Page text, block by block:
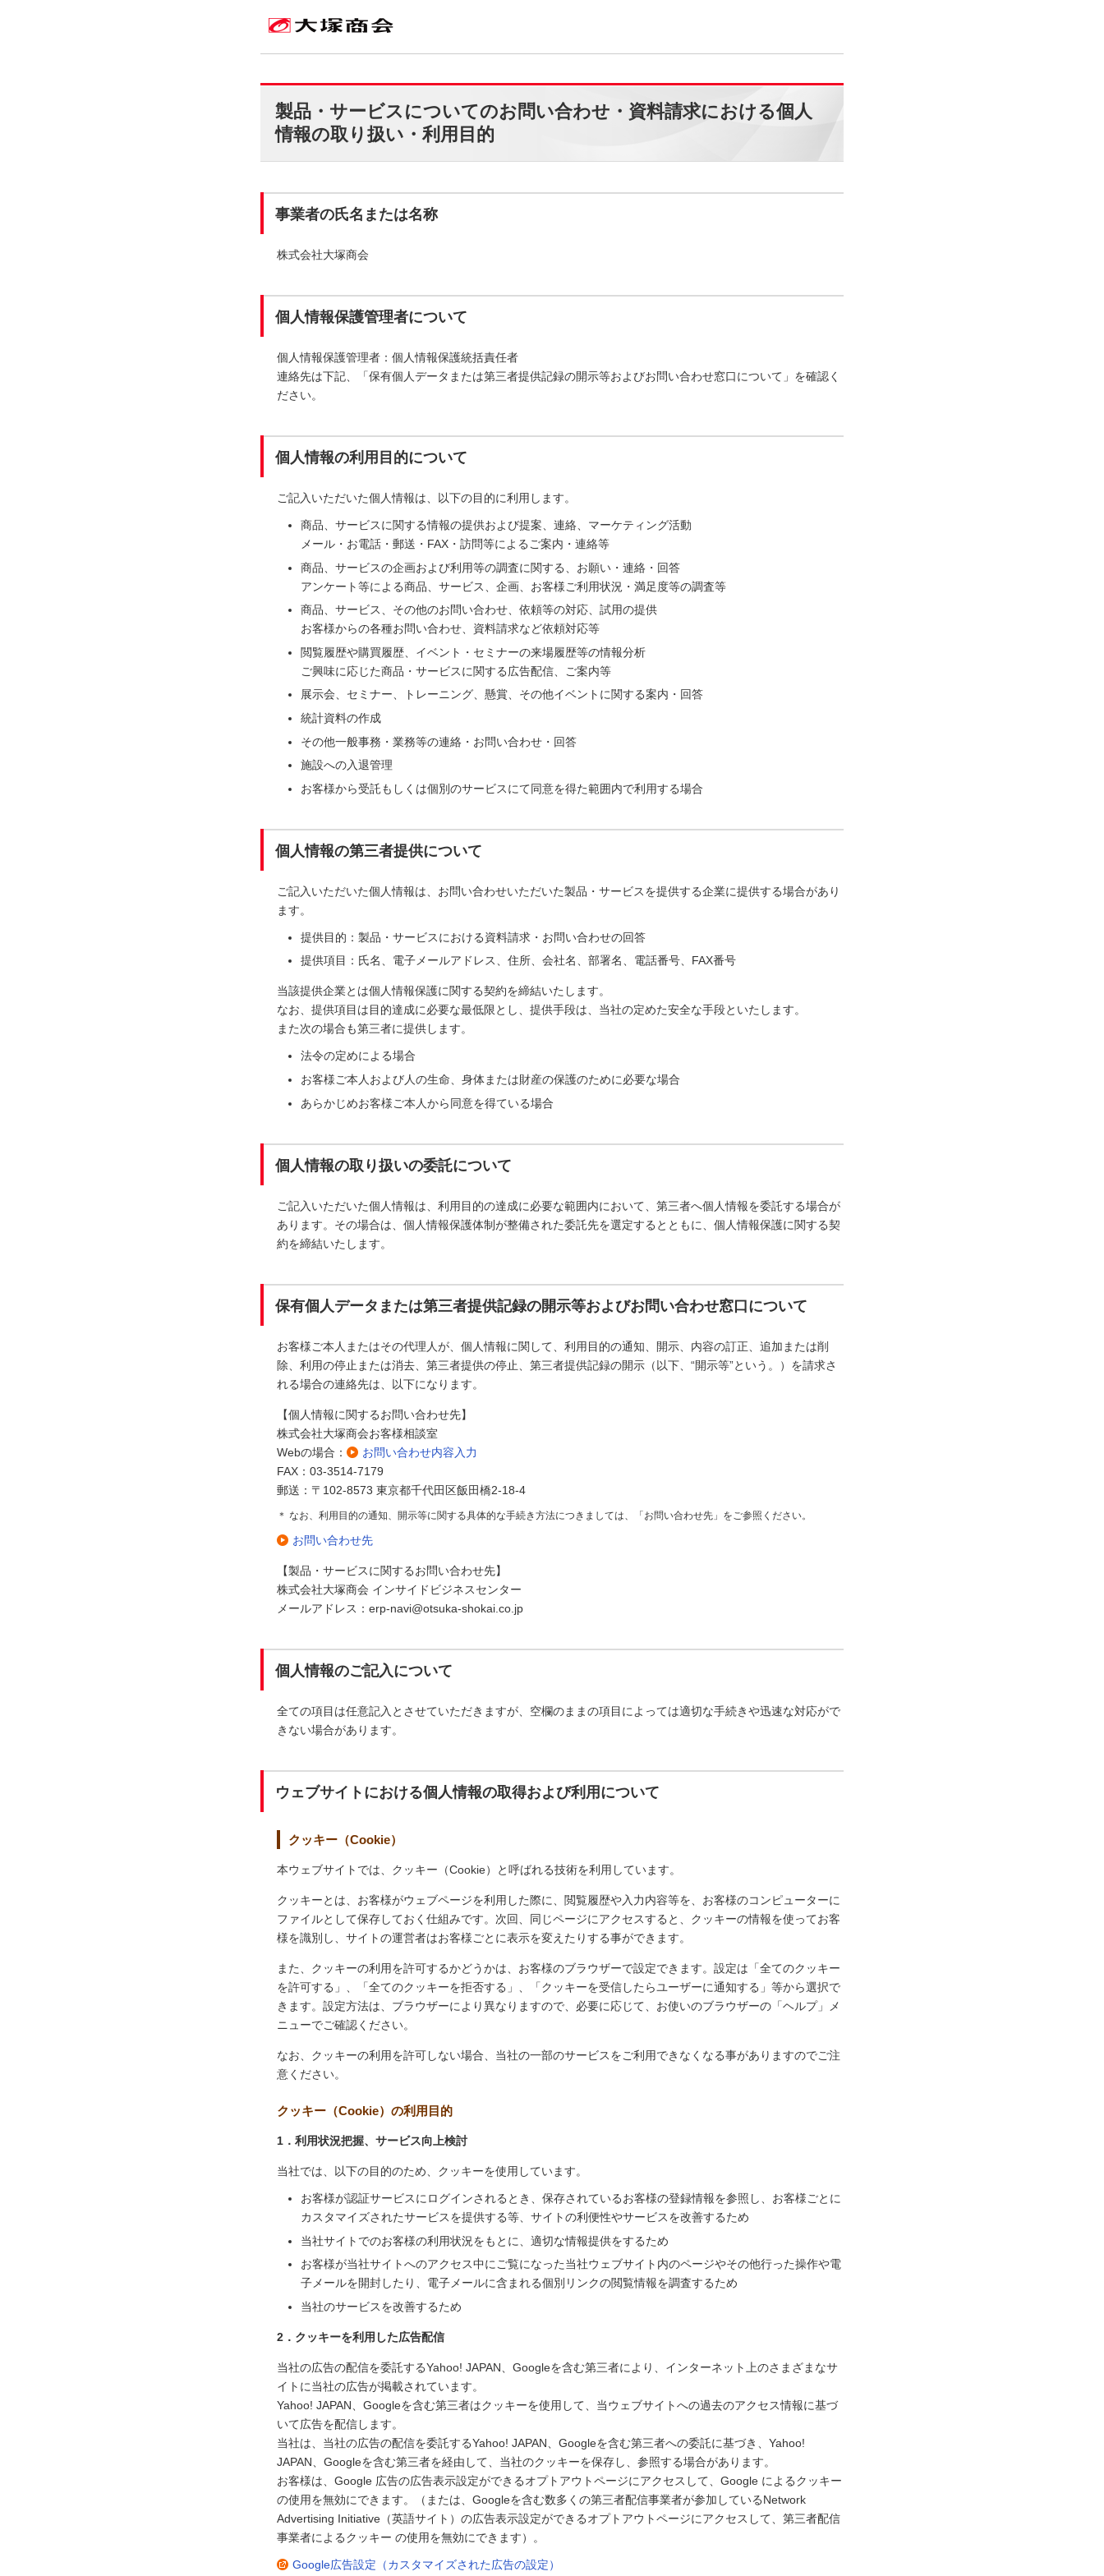
製品・サービスについてのお問い合わせ・資料請求における個人
情報の取り扱い・利用目的
事業者の氏名または名称
株式会社大塚商会
個人情報保護管理者について
個人情報保護管理者：個人情報保護統括責任者
連絡先は下記、「保有個人データまたは第三者提供記録の開示等およびお問い合わせ窓口について」を確認く
ださい。
個人情報の利用目的について
ご記入いただいた個人情報は、以下の目的に利用します。
商品、サービスに関する情報の提供および提案、連絡、マーケティング活動
メール・お電話・郵送・FAX・訪問等によるご案内・連絡等
商品、サービスの企画および利用等の調査に関する、お願い・連絡・回答
アンケート等による商品、サービス、企画、お客様ご利用状況・満足度等の調査等
商品、サービス、その他のお問い合わせ、依頼等の対応、試用の提供
お客様からの各種お問い合わせ、資料請求など依頼対応等
閲覧履歴や購買履歴、イベント・セミナーの来場履歴等の情報分析
ご興味に応じた商品・サービスに関する広告配信、ご案内等
展示会、セミナー、トレーニング、懸賞、その他イベントに関する案内・回答
統計資料の作成
その他一般事務・業務等の連絡・お問い合わせ・回答
施設への入退管理
お客様から受託もしくは個別のサービスにて同意を得た範囲内で利用する場合
個人情報の第三者提供について
ご記入いただいた個人情報は、お問い合わせいただいた製品・サービスを提供する企業に提供する場合があり
ます。
提供目的：製品・サービスにおける資料請求・お問い合わせの回答
提供項目：氏名、電子メールアドレス、住所、会社名、部署名、電話番号、FAX番号
当該提供企業とは個人情報保護に関する契約を締結いたします。
なお、提供項目は目的達成に必要な最低限とし、提供手段は、当社の定めた安全な手段といたします。
また次の場合も第三者に提供します。
法令の定めによる場合
お客様ご本人および人の生命、身体または財産の保護のために必要な場合
あらかじめお客様ご本人から同意を得ている場合
個人情報の取り扱いの委託について
ご記入いただいた個人情報は、利用目的の達成に必要な範囲内において、第三者へ個人情報を委託する場合が
あります。その場合は、個人情報保護体制が整備された委託先を選定するとともに、個人情報保護に関する契
約を締結いたします。
保有個人データまたは第三者提供記録の開示等およびお問い合わせ窓口について
お客様ご本人またはその代理人が、個人情報に関して、利用目的の通知、開示、内容の訂正、追加または削
除、利用の停止または消去、第三者提供の停止、第三者提供記録の開示（以下、“開示等”という。）を請求さ
れる場合の連絡先は、以下になります。
【個人情報に関するお問い合わせ先】
株式会社大塚商会お客様相談室
Webの場合：
お問い合わせ内容入力
FAX：03-3514-7179
郵送：〒102-8573 東京都千代田区飯田橋2-18-4
＊ なお、利用目的の通知、開示等に関する具体的な手続き方法につきましては、「お問い合わせ先」をご参照ください。
お問い合わせ先
【製品・サービスに関するお問い合わせ先】
株式会社大塚商会 インサイドビジネスセンター
メールアドレス：erp-navi@otsuka-shokai.co.jp
個人情報のご記入について
全ての項目は任意記入とさせていただきますが、空欄のままの項目によっては適切な手続きや迅速な対応がで
きない場合があります。
ウェブサイトにおける個人情報の取得および利用について
クッキー（Cookie）
本ウェブサイトでは、クッキー（Cookie）と呼ばれる技術を利用しています。
クッキーとは、お客様がウェブページを利用した際に、閲覧履歴や入力内容等を、お客様のコンピューターに
ファイルとして保存しておく仕組みです。次回、同じページにアクセスすると、クッキーの情報を使ってお客
様を識別し、サイトの運営者はお客様ごとに表示を変えたりする事ができます。
また、クッキーの利用を許可するかどうかは、お客様のブラウザーで設定できます。設定は「全てのクッキー
を許可する」、「全てのクッキーを拒否する」、「クッキーを受信したらユーザーに通知する」等から選択で
きます。設定方法は、ブラウザーにより異なりますので、必要に応じて、お使いのブラウザーの「ヘルプ」メ
ニューでご確認ください。
なお、クッキーの利用を許可しない場合、当社の一部のサービスをご利用できなくなる事がありますのでご注
意ください。
クッキー（Cookie）の利用目的
1．利用状況把握、サービス向上検討
当社では、以下の目的のため、クッキーを使用しています。
お客様が認証サービスにログインされるとき、保存されているお客様の登録情報を参照し、お客様ごとに
カスタマイズされたサービスを提供する等、サイトの利便性やサービスを改善するため
当社サイトでのお客様の利用状況をもとに、適切な情報提供をするため
お客様が当社サイトへのアクセス中にご覧になった当社ウェブサイト内のページやその他行った操作や電
子メールを開封したり、電子メールに含まれる個別リンクの閲覧情報を調査するため
当社のサービスを改善するため
2．クッキーを利用した広告配信
当社の広告の配信を委託するYahoo! JAPAN、Googleを含む第三者により、インターネット上のさまざまなサ
イトに当社の広告が掲載されています。
Yahoo! JAPAN、Googleを含む第三者はクッキーを使用して、当ウェブサイトへの過去のアクセス情報に基づ
いて広告を配信します。
当社は、当社の広告の配信を委託するYahoo! JAPAN、Googleを含む第三者への委託に基づき、Yahoo!
JAPAN、Googleを含む第三者を経由して、当社のクッキーを保存し、参照する場合があります。
お客様は、Google 広告の広告表示設定ができるオプトアウトページにアクセスして、Google によるクッキー
の使用を無効にできます。（または、Googleを含む数多くの第三者配信事業者が参加しているNetwork
Advertising Initiative（英語サイト）の広告表示設定ができるオプトアウトページにアクセスして、第三者配信
事業者によるクッキー の使用を無効にできます）。
Google広告設定（カスタマイズされた広告の設定）